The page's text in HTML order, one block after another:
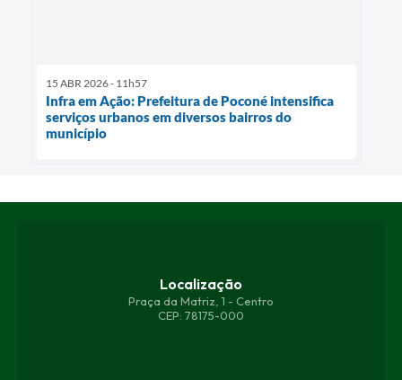
15 ABR 2026 - 11h57
Infra em Ação: Prefeitura de Poconé intensifica
serviços urbanos em diversos bairros do
município
Localização
Praça da Matriz, 1 - Centro
CEP: 78175-000